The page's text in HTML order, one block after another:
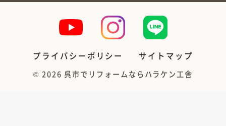
プライバシーポリシー サイトマップ
© 2026呉市でリフォームならハラケン工舎